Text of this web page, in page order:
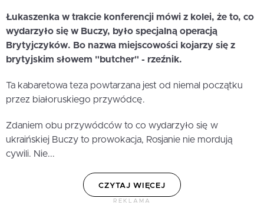
Łukaszenka w trakcie konferencji mówi z kolei, że to, co
wydarzyło się w Buczy, było specjalną operacją
Brytyjczyków. Bo nazwa miejscowości kojarzy się z
brytyjskim słowem "butcher" - rzeźnik.
Ta kabaretowa teza powtarzana jest od niemal początku
przez białoruskiego przywódcę.
Zdaniem obu przywódców to co wydarzyło się w
ukraińskiej Buczy to prowokacja, Rosjanie nie mordują
cywili. Nie...
CZYTAJ WIĘCEJ
REKLAMA